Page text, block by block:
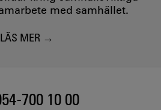
med samhället.
LÄS MER
700 10 00